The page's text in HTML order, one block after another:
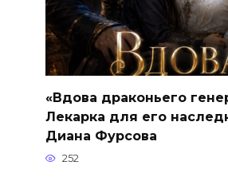
«Вдова драконьего
Лекарка для его
Диана Фурсова
252